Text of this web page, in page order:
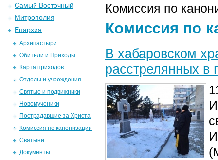
Комиссия по
Комиссия по
В хабаровском
расстрелянных в
Самый Восточный
Митрополия
Епархия
Архипастыри
Обители и Приходы
Карта приходов
Отделы и учреждения
Святые и подвижники
Новомученики
Пострадавшие за Христа
Комиссия по канонизации
Святыни
Документы